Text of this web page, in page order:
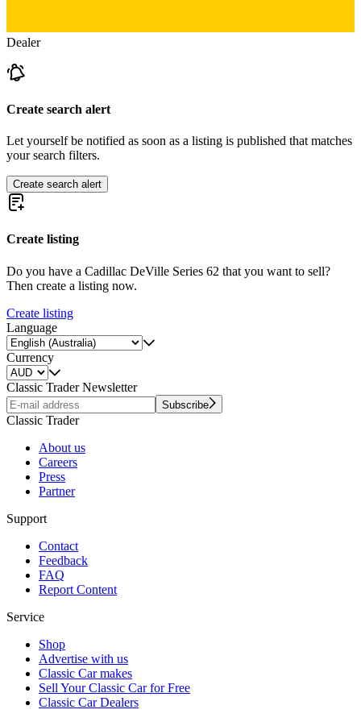
Dealer
Create search alert
Let yourself be notified as soon as a listing is published that matches
your search filters.
Create search alert
Create listing
Do you have a Cadillac DeVille Series 62 that you want to sell?
Then create a listing now.
Create listing
Language
Currency
Classic Trader Newsletter
Subscribe
Classic Trader
About us
Careers
Press
Partner
Support
Contact
Feedback
FAQ
Report Content
Service
Shop
Advertise with us
Classic Car makes
Sell Your Classic Car for Free
Classic Car Dealers